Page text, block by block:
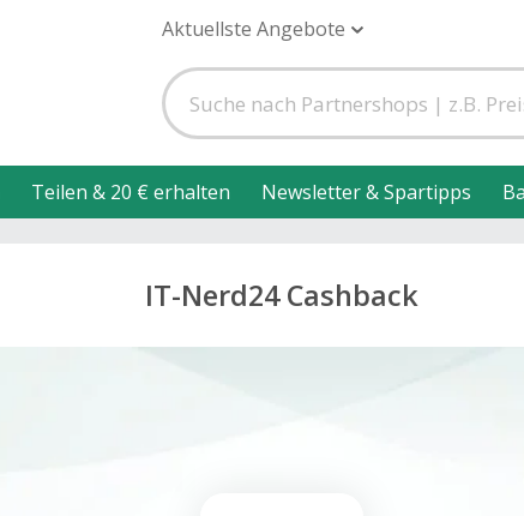
Aktuellste Angebote
Teilen & 20 € erhalten Newsletter & Spartipps
IT-Nerd24 Cashback